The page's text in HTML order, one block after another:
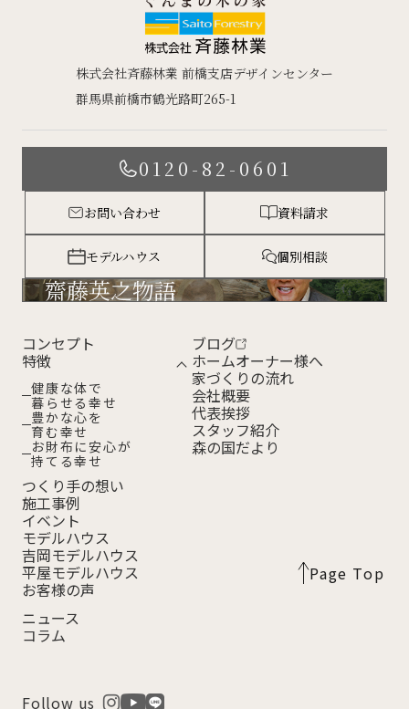
株式会社斉藤林業 前橋支店デザインセンター
群馬県前橋市鶴光路町265-1
コンセプト
特徴
健康な体で
暮らせる幸せ
豊かな心を
育む幸せ
お財布に安心が
持てる幸せ
つくり手の想い
施工事例
イベント
モデルハウス
吉岡モデルハウス
平屋モデルハウス
お客様の声
ニュース
コラム
ブログ
ホームオーナー様へ
家づくりの流れ
会社概要
代表挨拶
スタッフ紹介
森の国だより
Follow us
0120-82-0601
お問い合わせ 資料請求
モデルハウス 個別相談
齋藤英之物語
Page Top